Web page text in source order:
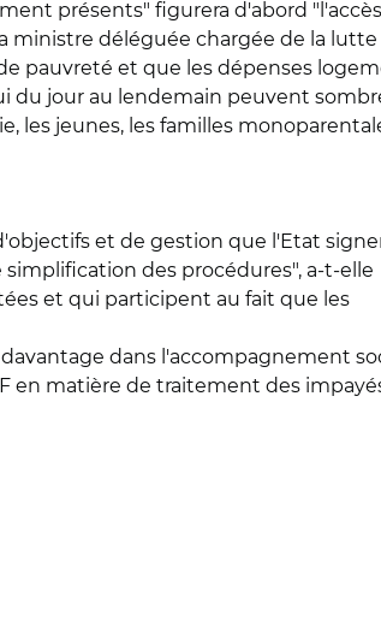
présents" figurera d'abord
ministre déléguée chargée de la lutte
pauvreté et que les dépenses
du jour au lendemain peuvent
les jeunes, les familles
et de gestion que l'Etat
des procédures", a-t-elle
et qui participent au fait que les
dans l'accompagnement
en matière de traitement des